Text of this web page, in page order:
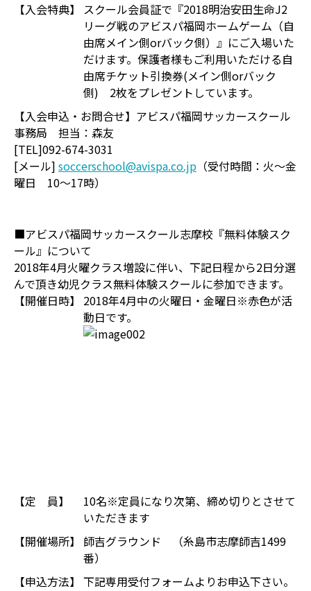
【入会特典】
スクール会員証で『2018明治安田生命J2
リーグ戦のアビスパ福岡ホームゲーム（自
由席メイン側orバック側）』にご入場いた
だけます。保護者様もご利用いただける自
由席チケット引換券(メイン側orバック
側) 2枚をプレゼントしています。
【入会申込・お問合せ】アビスパ福岡サッカースクール
事務局 担当：森友
[TEL]092-674-3031
[メール] soccerschool@avispa.co.jp （受付時間：火～金
曜日 10～17時）
■アビスパ福岡サッカースクール志摩校『無料体験スク
ール』について
2018年4月火曜クラス増設に伴い、下記日程から2日分選
んで頂き幼児クラス無料体験スクールに参加できます。
【開催日時】
2018年4月中の火曜日・金曜日※赤色が活
動日です。
【定 員】
10名※定員になり次第、締め切りとさせて
いただきます
【開催場所】
師吉グラウンド （糸島市志摩師吉1499
番）
【申込方法】 下記専用受付フォームよりお申込下さい。